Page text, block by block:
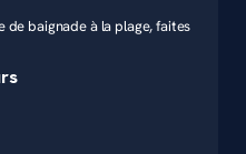
de baignade à la plage, faites